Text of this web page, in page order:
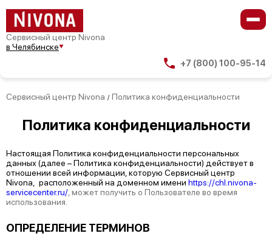
Сервисный центр Nivona
в Челябинске
+7 (800) 100-95-14
Сервисный центр Nivona / Политика конфиденциальности
Политика конфиденциальности
Настоящая Политика конфиденциальности персональных
данных (далее – Политика конфиденциальности) действует в
отношении всей информации, которую Сервисный центр
Nivona, расположенный на доменном имени https://chl.nivona-
servicecenter.ru/ , может получить о Пользователе во время
использования.
ОПРЕДЕЛЕНИЕ ТЕРМИНОВ